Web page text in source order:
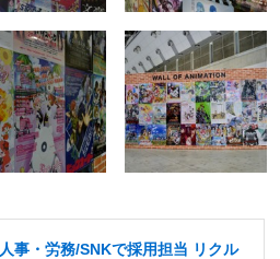
事・労務/SNKで採用担当 リクル